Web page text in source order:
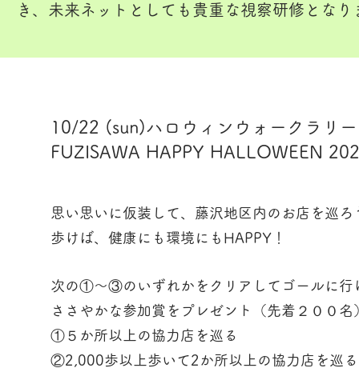
き、未来ネットとしても貴重な視察研修となり
10/22 (sun)ハロウィンウォークラリー
FUZISAWA HAPPY HALLOWEEN
思い思いに仮装して、藤沢地区内のお店を巡ろ
歩けば、健康にも環境にもHAPPY！
次の①～③のいずれかをクリアしてゴールに行
ささやかな参加賞をプレゼント（先着２００名
①５か所以上の協力店を巡る
②2,000歩以上歩いて2か所以上の協力店を巡る